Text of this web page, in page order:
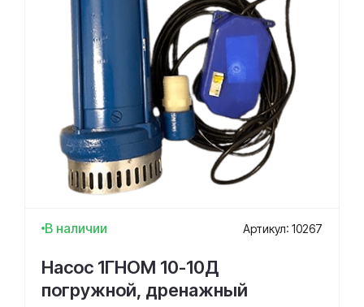
В наличии Артикул: 10267
Насос 1ГНОМ 10-10Д
погружной, дренажный